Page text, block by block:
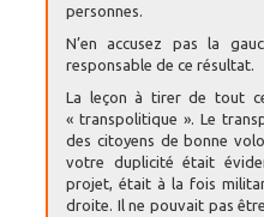
personnes.
N’en accusez pas la
responsable de ce résultat.
La leçon à tirer de tout
« transpolitique ». Le
des citoyens de bonne
votre duplicité était
projet, était à la fois
droite. Il ne pouvait pas